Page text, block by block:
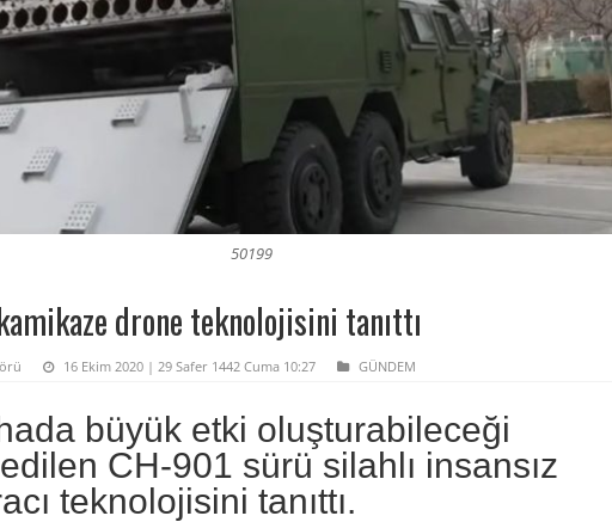
50199
drone teknolojisini tanıttı
16 Ekim 2020 | 29 Safer 1442 Cuma 10:27 GÜNDEM
büyük etki oluşturabileceği
CH-901 sürü silahlı insansız
teknolojisini tanıttı.